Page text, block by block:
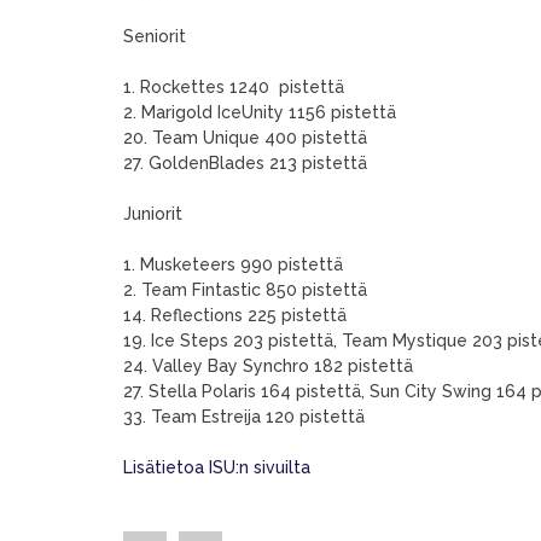
Seniorit
1. Rockettes 1240 pistettä
2. Marigold IceUnity 1156 pistettä
20. Team Unique 400 pistettä
27. GoldenBlades 213 pistettä
Juniorit
1. Musketeers 990 pistettä
2. Team Fintastic 850 pistettä
14. Reflections 225 pistettä
19. Ice Steps 203 pistettä, Team Mystique 203
24. Valley Bay Synchro 182 pistettä
27. Stella Polaris 164 pistettä, Sun City Swing 164
33. Team Estreija 120 pistettä
Lisätietoa ISU:n sivuilta